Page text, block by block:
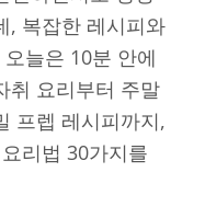
, 복잡한 레시피와
늘은 10분 안에
취 요리부터 주말
프렙 레시피까지,
리법 30가지를